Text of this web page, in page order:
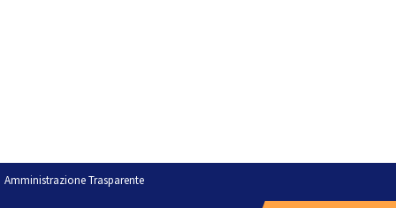
Amministrazione Trasparente